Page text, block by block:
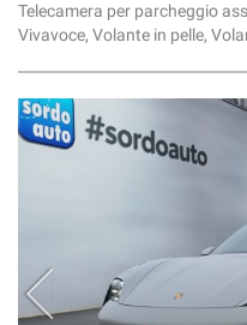
Telecamera per parcheggio
Vivavoce, Volante in pelle,